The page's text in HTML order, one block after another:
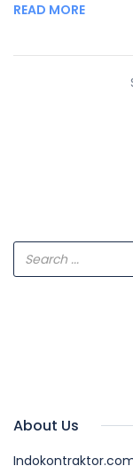
READ MORE
About Us